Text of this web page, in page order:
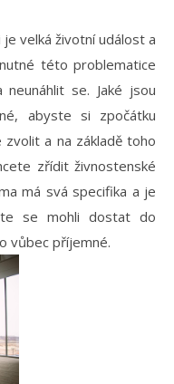
velká životní událost a
této problematice
se. Jaké jsou
abyste si zpočátku
a na základě toho
zřídit živnostenské
má svá specifika a je
se mohli dostat do
vůbec příjemné.